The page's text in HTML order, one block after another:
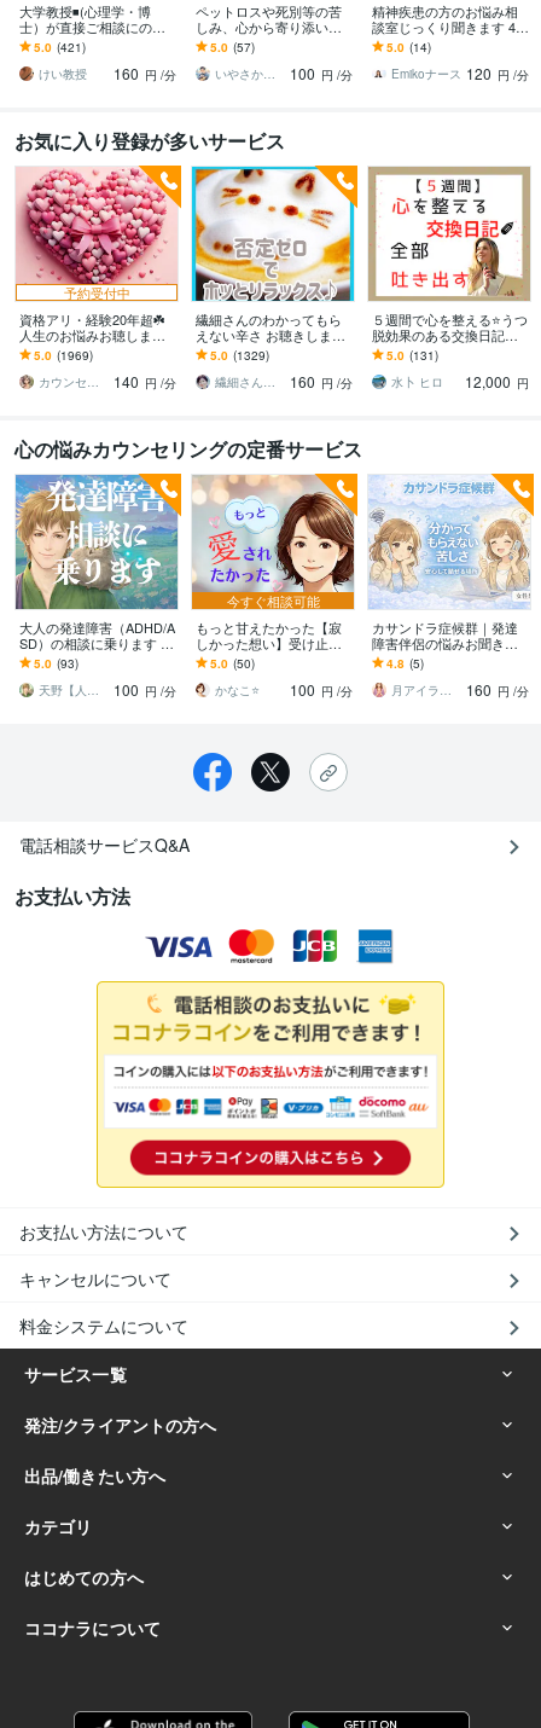
大学教授◾️(心理学・博
士）が直接ご相談にのり
ます 学生さんが、心理学
の先生に恋愛相談するよ
うなお気軽さでどうぞ
5.0 (421)
けい教授
160 円 /分
ペットロスや死別等の苦
しみ、心から寄り添いま
す 止まった時計の針、無
理に動かさなくて大丈夫
ですから
5.0 (57)
いやさか☆やすらぎの傾聴者
100 円 /分
精神疾患の方のお悩み相
談室じっくり聞きます 48
時間以内にあなただけの
Word資料を無料でお届け
します
5.0 (14)
Emikoナース 120 円 /分
お気に入り登録が多いサービス
予約受付中
資格アリ・経験20年超☘️
人生のお悩みお聴します
鬱・HSP・介護障害・毒
親・恋愛・仕事・育児・
占い依存etc
5.0 (1969)
カウンセリング事務所☘️オフィスカノン
140 円 /分
繊細さんのわかってもら
えない辛さ お聴きします
HSP/モヤモヤを手放す一
歩☘️自分を大切にする✨を
始めよう
5.0 (1329)
繊細さん相談室☘️野崎真礼（まひろ）
160 円 /分
５週間で心を整える⭐うつ
脱効果のある交換日記し
ます 【通常版】気持ちを
吐き出す、習慣化❗
5.0 (131)
水卜 ヒロ
12,000 円
心の悩みカウンセリングの定番サービス
大人の発達障害（ADHD/A
SD）の相談に乗ります A
DHD/ASD・アスペルガー
症候群/HSP/自己肯定感
5.0 (93)
天野【人生相談・霊感占い師あまの】
100 円 /分
今すぐ相談可能
もっと甘えたかった【寂
しかった想い】受け止め
ます 幼少期の我慢、辛さ/
毒親/見捨てられ不安/孤独/
怒り/悲しみ
5.0 (50)
かなこ⭐️
100 円 /分
カサンドラ症候群｜発達
障害伴侶の悩みお聞きし
ます 誰にも分かってもら
えない孤独感や苦しさを
安心して話せます
4.8 (5)
月アイラ 心の絆創膏 女性専門
160 円 /分
電話相談サービスQ&A
お支払い方法
お支払い方法について
キャンセルについて
料金システムについて